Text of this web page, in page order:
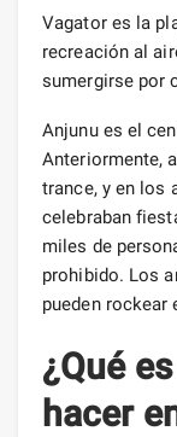
Vagator es la
recreación al
sumergirse por
Anjunu es el
Anteriormente,
trance, y en los
celebraban
miles de
prohibido. Los
pueden rockear
¿Qué
hacer